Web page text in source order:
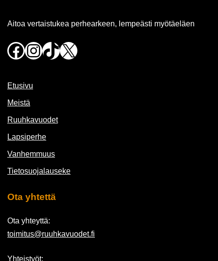
Aitoa vertaistukea perhearkeen, lempeästi myötäeläen
Facebook
Instagram
TikTok
X
Etusivu
Meistä
Ruuhkavuodet
Lapsiperhe
Vanhemmuus
Tietosuojalauseke
Ota yhtettä
Ota yhteyttä:
toimitus@ruuhkavuodet.fi
Yhteistyöt: